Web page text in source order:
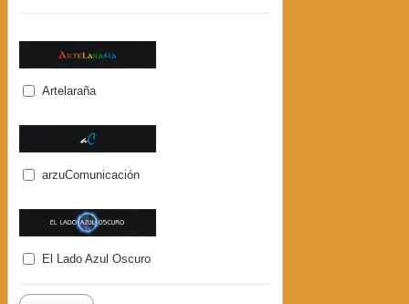
Artelaraña
arzuComunicación
El Lado Azul Oscuro